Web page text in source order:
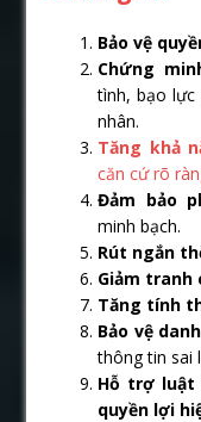
Bảo vệ
Chứng
tình, bạo lực
nhân.
Tăng khả
căn cứ rõ
Đảm bảo
minh bạch.
Rút ngắn
Giảm tranh
Tăng tính
Bảo vệ
thông tin sai
Hỗ trợ luật
quyền lợi